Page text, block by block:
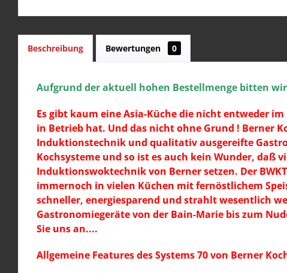
Beschreibung Bewertungen 0
Aufgrund der aktuell hohen Bestellmenge bitten
Es gibt kaum eine Asia-Küche die nicht entweder
in Betrieb hat. Und das nicht ohne Grund ! Berner
Induktionstechnik und qualitativ ausgereifte
Kochsysteme und so ist es auch kein Wunder, daß
Induktionswoktechnik von Berner setzen. Der
immernoch in vielen Küchen mit fernöstlichem
schneller, energiesparend und strahlt wesentlich
Gastronomiegeräte von der Bain-Marie bis zum
Sie uns an....
Allgemeine Features des Systems 70 von Berner